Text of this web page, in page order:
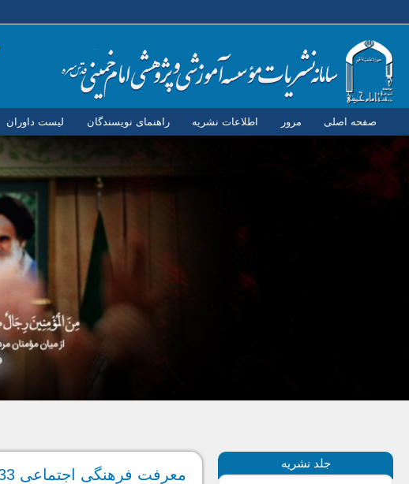
صفحه اصلی مرور اطلاعات نشریه راهنمای نویسندگان لیست داوران
جلد نشریه
معرفت فرهنگی اجتماعی 33، زمستان 1396